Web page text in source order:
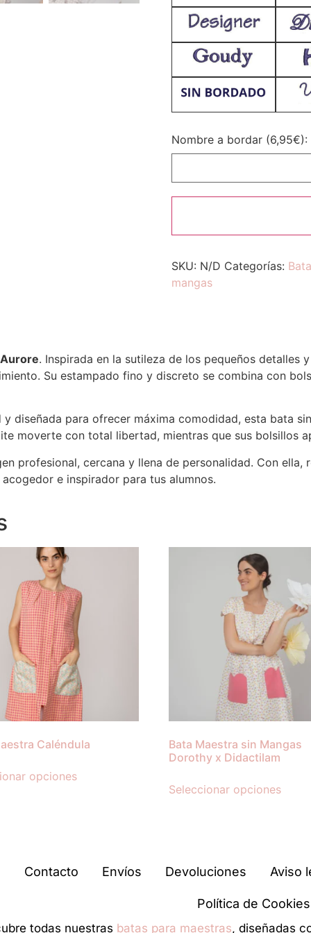
Nombre a bordar (6,95€):
SKU: N/D Categorías:
mangas
. Inspirada en la sutileza de los pequeños detalles
Su estampado fino y discreto se combina con
diseñada para ofrecer máxima comodidad, esta bata
moverte con total libertad, mientras que sus bolsillos
profesional, cercana y llena de personalidad. Con
e inspirador para tus alumnos.
Caléndula
opciones
Bata Maestra sin Mangas
Dorothy x Didactilam
Seleccionar opciones
Contacto Envíos Devoluciones Aviso
Política de Cookies
todas nuestras batas para maestras, diseñadas